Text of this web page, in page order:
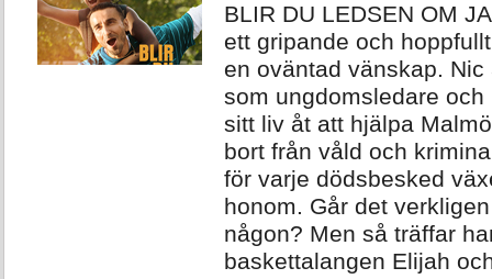
BLIR DU LEDSEN OM
ett gripande och
en oväntad vänskap. Nic
som ungdomsledare och
sitt liv åt att hjälpa
bort från våld och
för varje dödsbesked
honom. Går det
någon? Men så träffar
baskettalangen Elijah